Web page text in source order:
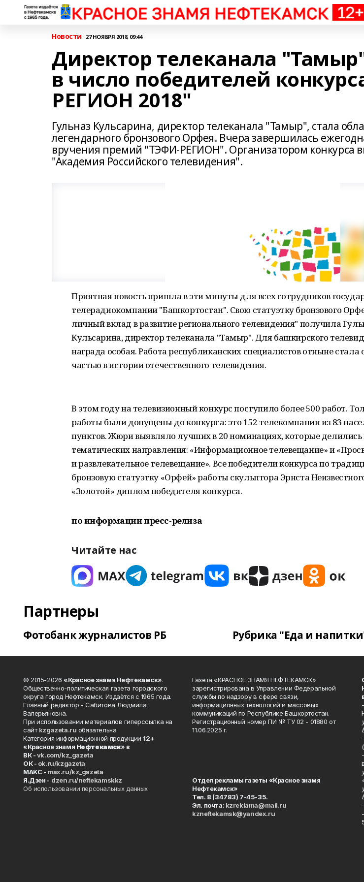
Новости 27 НОЯБРЯ 2018, 09:44
Директор телеканала
в число победителей
РЕГИОН 2018"
Гульназ Кульсарина, директор телеканала "Тамыр", стала
легендарного бронзового Орфея. Вчера завершилась
вручения премий "ТЭФИ-РЕГИОН". Организатором конкурса
"Академия Российского телевидения".
Приятная новость пришла в эти минуты для всех сотрудников
телерадиокомпании "Башкортостан". Свою статуэтку бронзового
личный вклад в развитие регионального телевидения" получила
Кульсарина, директор телеканала "Тамыр". Для башкирского
награда особая. Работа республиканских специалистов отныне стала
частью в истории отечественного телевидения.
В этом году на телевизионный конкурс поступило более 500 работ.
работы были допущены до конкурса: это 152 телекомпании из 83
пунктов. Жюри выявляло лучших в 20 номинациях, которые делились
тематических направления: «Информационное телевещание» и
и развлекательное телевещание». Все победители конкурса по
бронзовую статуэтку «Орфей» работы скульптора Эрнста
«Золотой» диплом победителя конкурса.
по информации пресс-релиза
Читайте нас
Партнеры
Фотобанк журналистов РБ Рубрика "Еда и
© 2015-2026 «Красное знамя Нефтекамск».
Общественно-политическая газета городского
округа город Нефтекамск. Издаётся с 1965 года.
Главный редактор - Сабитова Людмила
Валерьяновна.
При использовании материалов гиперссылка на
сайтkzgazeta.ru обязательна.
Категория информационной продукции 12+
«Красное знамя Нефтекамск» в
ВК -vk.com/kz_gazeta
ОК - ok.ru/kzgazeta
MAKC - max.ru/kz_gazeta
Я.Дзен - dzen.ru/neftekamskkz
Об использовании персональных данных
Газета «КРАСНОЕ ЗНАМЯ НЕФТЕКАМСК»
зарегистрирована в Управлении Федеральной
службы по надзору в сфере связи,
информационных технологий и массовых
коммуникаций по Республике Башкортостан.
Регистрационный номер ПИ № ТУ 02 - 01880 от
11.06.2025 г.
Отдел рекламы газеты «Красное знамя
Нефтекамск»
Тел. 8 (34783) 7-45-35.
Эл. почта: kzreklama@mail.ru
kzneftekamsk@yandex.ru